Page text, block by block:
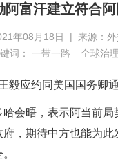
阿富汗建立符合
年08月18日 | 来源：
词： 一带一路 全球治
毅应约同美国国务
会晤，表示阿当前
，期待中方也能为